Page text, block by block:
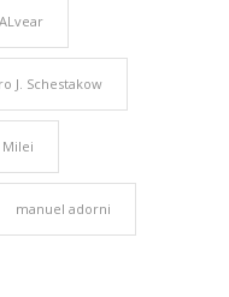
J. Schestakow
Milei
manuel adorni